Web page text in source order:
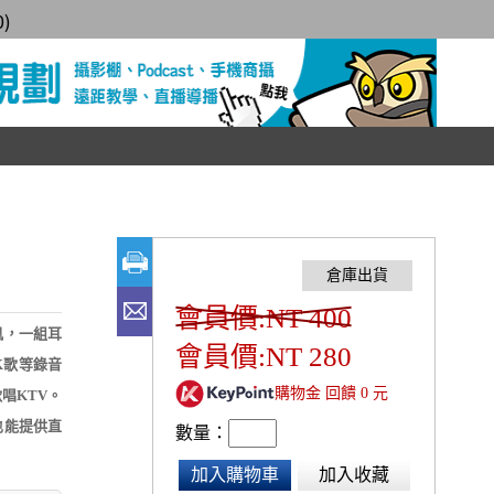
)
，一組耳
等錄音
KTV。
能提供直
會員價:NT 400
會員價:NT 280
購物金 回饋 0 元
數量：
加入購物車 加入收藏